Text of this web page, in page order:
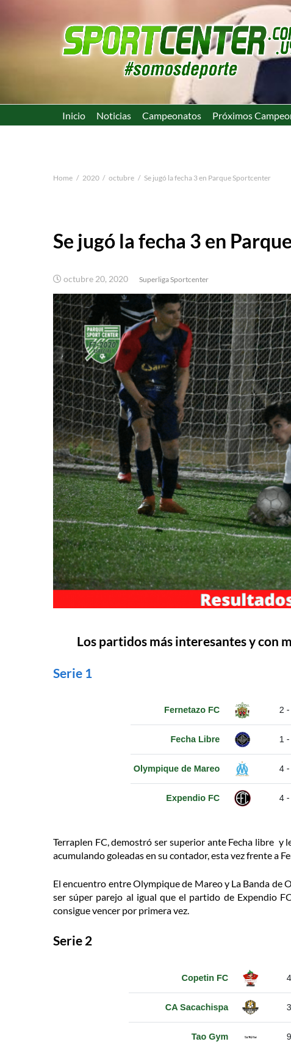
Inicio Noticias Campeonatos Próximos
Home 2020 octubre Se jugó la fecha 3 en Parque Sportcenter
Se jugó la fecha 3 en
octubre 20, 2020 Superliga Sportcenter
Los partidos más interesantes y con
Serie 1
Terraplen FC, demostró ser superior ante Fecha libre
acumulando goleadas en su contador, esta vez frente a
El encuentro entre Olympique de Mareo y La Banda de
ser súper parejo al igual que el partido de Expendio
consigue vencer por primera vez.
Serie 2